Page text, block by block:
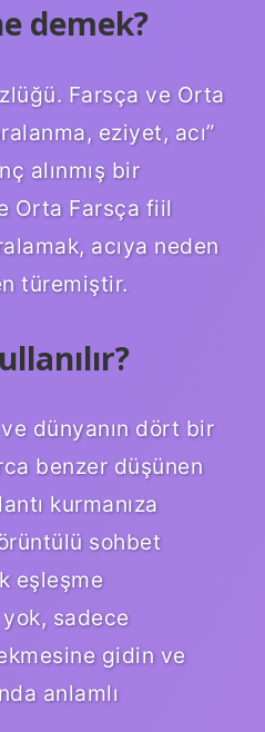
demek?
Farsça ve Orta
alınmış bir
Orta Farsça fiil
acıya neden
türemiştir.
ve dünyanın dört bir
benzer düşünen
kurmanıza
sohbet
eşleşme
sadece
gidin ve
anlamlı